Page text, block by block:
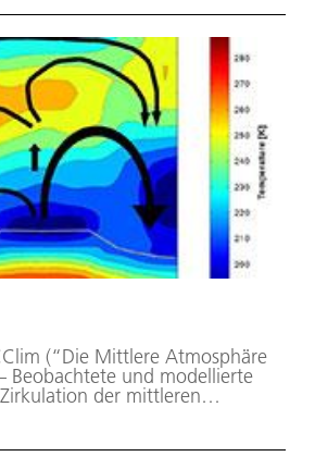
(“Die Mittlere Atmosphäre
Beobachtete und modellierte
der mittleren
in einem sich ändernden